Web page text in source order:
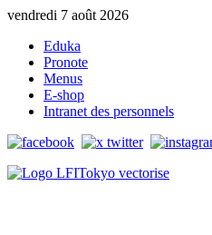
vendredi 7 août 2026
Eduka
Pronote
Menus
E-shop
Intranet des personnels